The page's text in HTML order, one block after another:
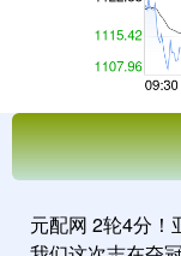
元配网 2轮4分！